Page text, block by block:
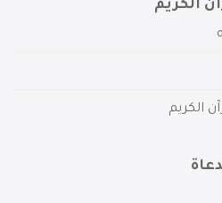
الكريم
الكريم